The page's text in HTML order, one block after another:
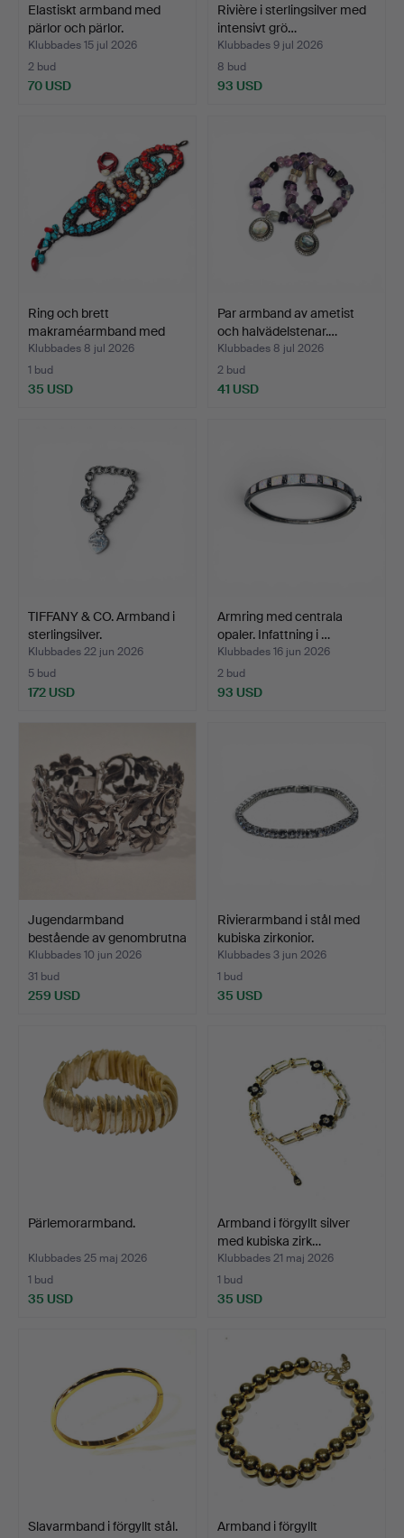
Elastiskt armband med
pärlor och pärlor.
Klubbades 15 jul 2026
2 bud
70 USD
Rivière i sterlingsilver med
intensivt grö…
Klubbades 9 jul 2026
8 bud
93 USD
Ring och brett
makraméarmband med
turkoser…
Klubbades 8 jul 2026
1 bud
35 USD
Par armband av ametist
och halvädelstenar.…
Klubbades 8 jul 2026
2 bud
41 USD
TIFFANY & CO. Armband i
sterlingsilver.
Klubbades 22 jun 2026
5 bud
172 USD
Armring med centrala
opaler. Infattning i …
Klubbades 16 jun 2026
2 bud
93 USD
Jugendarmband
bestående av genombrutna
blo…
Klubbades 10 jun 2026
31 bud
259 USD
Rivierarmband i stål med
kubiska zirkonior.
Klubbades 3 jun 2026
1 bud
35 USD
Pärlemorarmband.
Klubbades 25 maj 2026
1 bud
35 USD
Armband i förgyllt silver
med kubiska zirk…
Klubbades 21 maj 2026
1 bud
35 USD
Slavarmband i förgyllt stål.
Armband i förgyllt